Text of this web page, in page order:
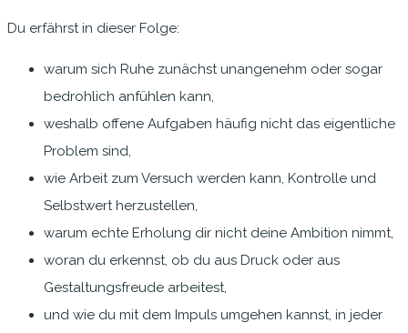
Du erfährst in dieser Folge:
warum sich Ruhe zunächst unangenehm oder sogar
bedrohlich anfühlen kann,
weshalb offene Aufgaben häufig nicht das eigentliche
Problem sind,
wie Arbeit zum Versuch werden kann, Kontrolle und
Selbstwert herzustellen,
warum echte Erholung dir nicht deine Ambition nimmt,
woran du erkennst, ob du aus Druck oder aus
Gestaltungsfreude arbeitest,
und wie du mit dem Impuls umgehen kannst, in jeder